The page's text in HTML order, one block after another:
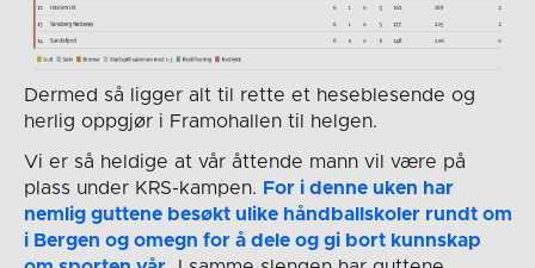
Dermed så ligger alt til rette et heseblesende og
herlig oppgjør i Framohallen til helgen.
Vi er så heldige at vår åttende mann vil være på
plass under KRS-kampen. For i denne uken har
nemlig guttene besøkt ulike håndballskoler rundt om
i Bergen og omegn for å dele og gi bort kunnskap